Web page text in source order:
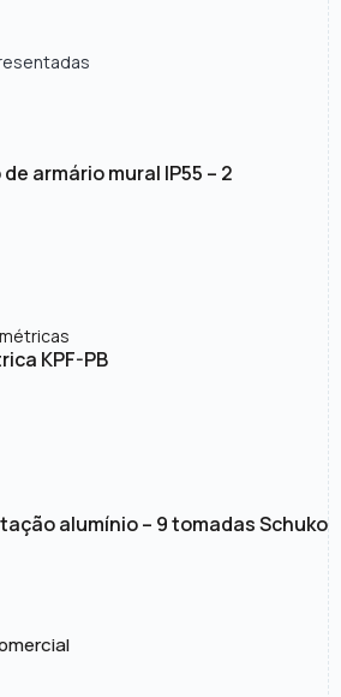
armário mural IP55 – 2
KPF-PB
alumínio – 9 tomadas Schuko